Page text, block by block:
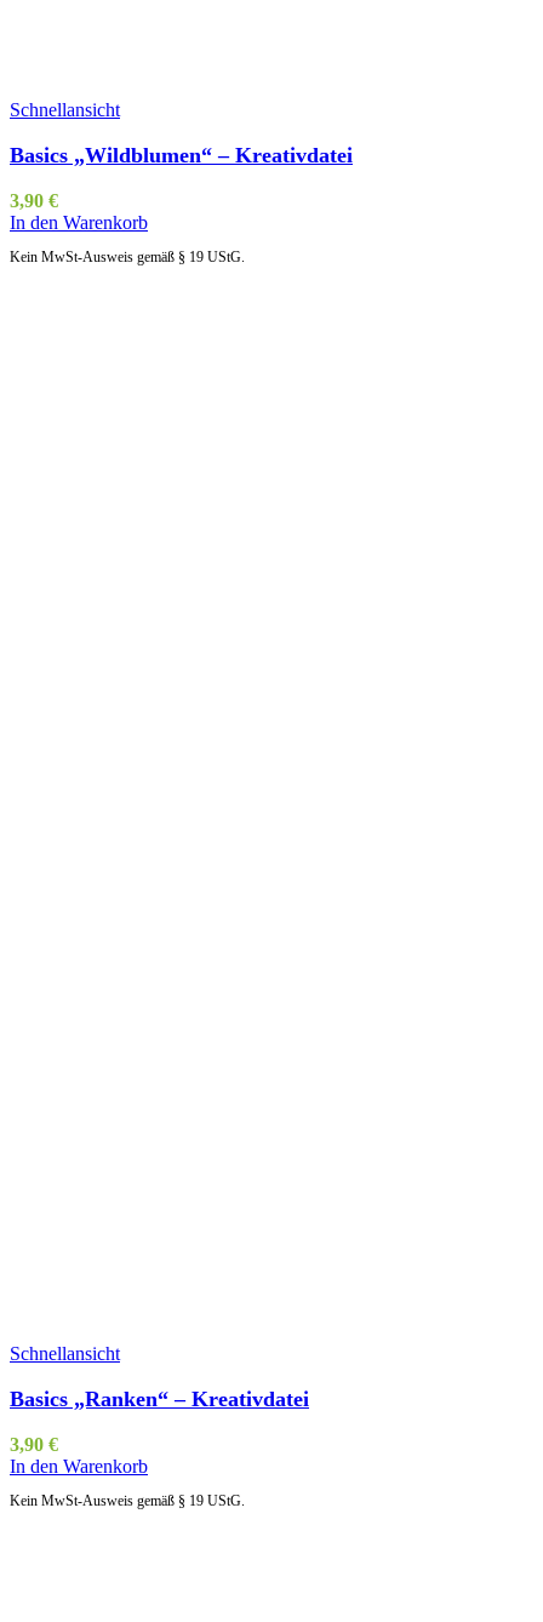
Schnellansicht
Basics „Wildblumen“ – Kreativdatei
3,90 €
In den Warenkorb
Kein MwSt-Ausweis gemäß § 19 UStG.
Schnellansicht
Basics „Ranken“ – Kreativdatei
3,90 €
In den Warenkorb
Kein MwSt-Ausweis gemäß § 19 UStG.